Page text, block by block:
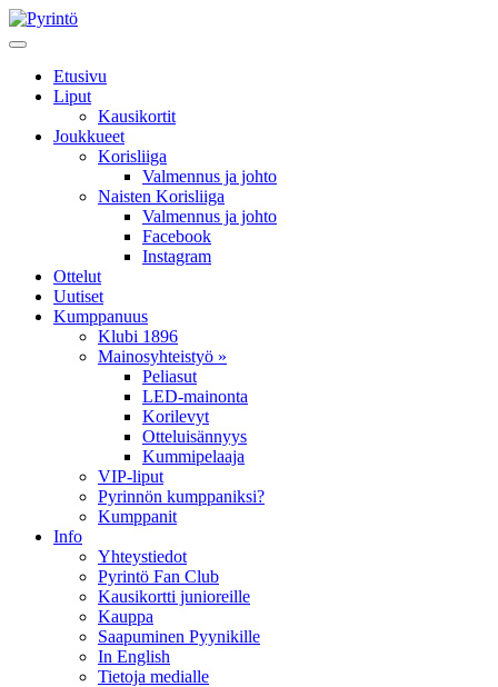
Etusivu
Liput
Kausikortit
Joukkueet
Korisliiga
Valmennus ja johto
Naisten Korisliiga
Valmennus ja johto
Facebook
Instagram
Ottelut
Uutiset
Kumppanuus
Klubi 1896
Mainosyhteistyö »
Peliasut
LED-mainonta
Korilevyt
Otteluisännyys
Kummipelaaja
VIP-liput
Pyrinnön kumppaniksi?
Kumppanit
Info
Yhteystiedot
Pyrintö Fan Club
Kausikortti junioreille
Kauppa
Saapuminen Pyynikille
In English
Tietoja medialle